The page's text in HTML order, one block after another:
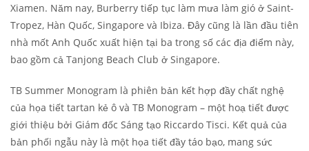
Xiamen. Năm nay, Burberry tiếp tục làm mưa làm gió ở Saint-
Tropez, Hàn Quốc, Singapore và Ibiza. Đây cũng là lần đầu tiên
nhà mốt Anh Quốc xuất hiện tại ba trong số các địa điểm này,
bao gồm cả Tanjong Beach Club ở Singapore.
TB Summer Monogram là phiên bản kết hợp đầy chất nghệ
của họa tiết tartan kẻ ô và TB Monogram – một hoạ tiết được
giới thiệu bởi Giám đốc Sáng tạo Riccardo Tisci. Kết quả của
bản phối ngẫu này là một họa tiết đầy táo bạo, mang sức